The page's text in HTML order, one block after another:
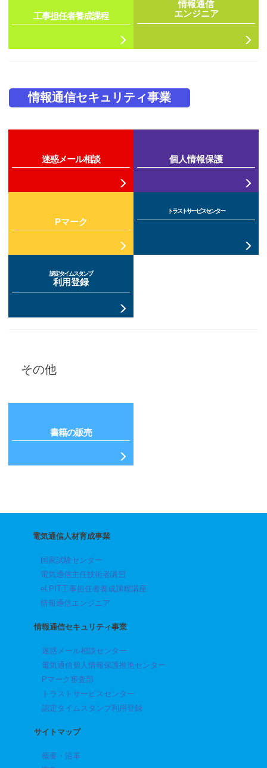
工事担任者養成課程
情報通信
エンジニア
情報通信セキュリティ事業
迷惑メール相談 個人情報保護
Pマーク
トラストサービスセンター
認定タイムスタンプ
利用登録
その他
書籍の販売
電気通信人材育成事業
国家試験センター
電気通信主任技術者講習
eLPIT工事担任者養成課程講座
情報通信エンジニア
情報通信セキュリティ事業
迷惑メール相談センター
電気通信個人情報保護推進センター
Pマーク審査部
トラストサービスセンター
認定タイムスタンプ利用登録
サイトマップ
概要・沿革